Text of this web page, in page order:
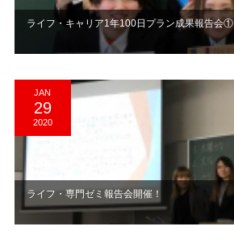
ライフ・キャリア1年100日プラン成果報告会①
JAN
29
2020
ライフ・専門ゼミ報告会開催！